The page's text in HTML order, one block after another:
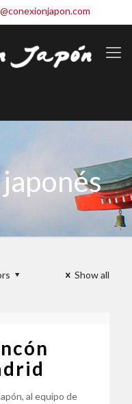
Show all
al equipo de